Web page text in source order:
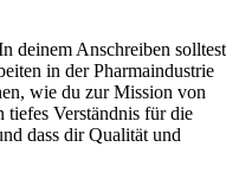
deinem Anschreiben solltest
in der Pharmaindustrie
wie du zur Mission von
tiefes Verständnis für die
dass dir Qualität und